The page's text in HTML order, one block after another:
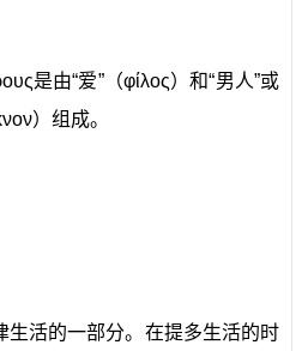
是由“爱”（φίλος）和“男人”或
）组成。
生活的一部分。在提多生活的时